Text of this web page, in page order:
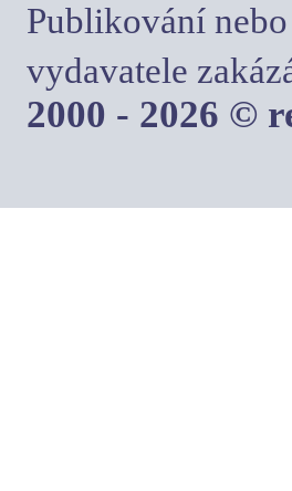
Publikování
vydavatele
2000 - 2026 ©